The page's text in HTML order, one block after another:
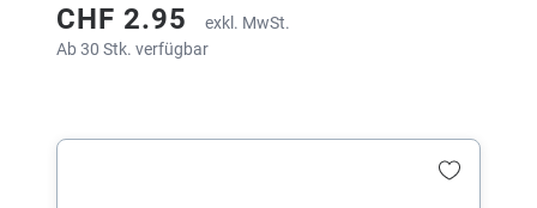
CHF 2.95
exkl. MwSt.
Ab 30 Stk. verfügbar